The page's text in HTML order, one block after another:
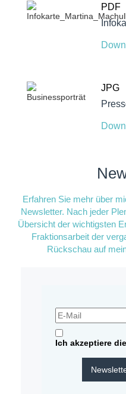
PDF
JPG
Erfahren Sie mehr über
Newsletter. Nach jeder
Übersicht der wichtigsten
Fraktionsarbeit der
Rückschau auf
Ich akzeptiere die